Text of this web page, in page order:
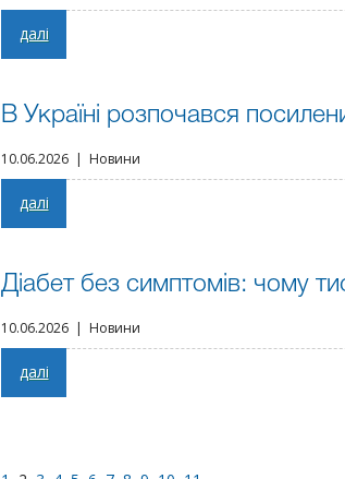
далі
В Україні розпочався
10.06.2026 | Новини
далі
Діабет без симптомів: чому
10.06.2026 | Новини
далі